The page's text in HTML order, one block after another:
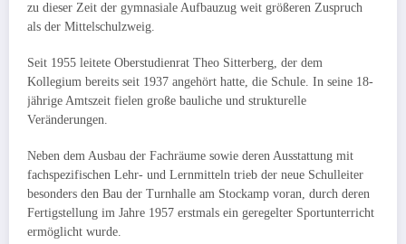
zu dieser Zeit der gymnasiale Aufbauzug weit größeren Zuspruch
als der Mittelschulzweig.
Seit 1955 leitete Oberstudienrat Theo Sitterberg, der dem
Kollegium bereits seit 1937 angehört hatte, die Schule. In seine 18-
jährige Amtszeit fielen große bauliche und strukturelle
Veränderungen.
Neben dem Ausbau der Fachräume sowie deren Ausstattung mit
fach­spezi­fischen Lehr- und Lernmitteln trieb der neue Schulleiter
besonders den Bau der Turnhalle am Stockamp voran, durch deren
Fertigstellung im Jahre 1957 erstmals ein ge­regelter Sport­unterricht
ermög­licht wurde.